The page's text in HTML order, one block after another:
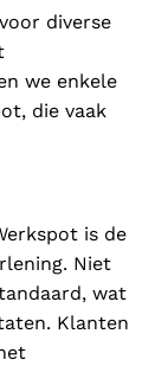
diverse
we enkele
die vaak
is de
Niet
wat
Klanten